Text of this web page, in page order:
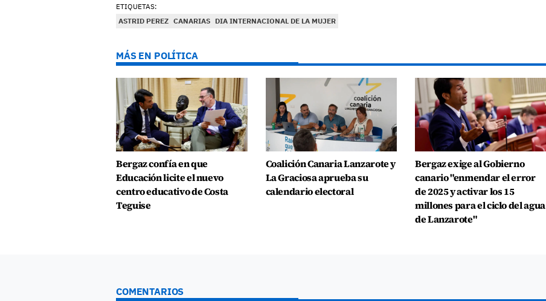
ETIQUETAS:
ASTRID PEREZ CANARIAS DIA INTERNACIONAL DE LA MUJER
MÁS EN POLÍTICA
Bergaz confía en que
Educación licite el nuevo
centro educativo de Costa
Teguise
Coalición Canaria Lanzarote y
La Graciosa aprueba su
calendario electoral
Bergaz exige al Gobierno
canario "enmendar el error
de 2025 y activar los 15
millones para el ciclo del agua
de Lanzarote"
COMENTARIOS